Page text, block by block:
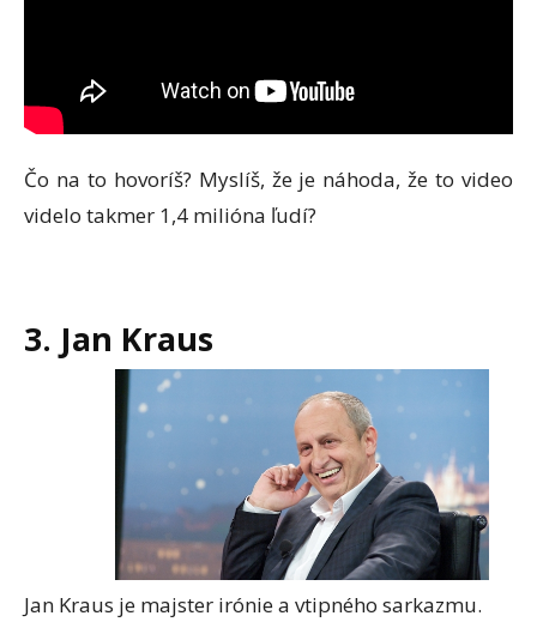
Čo na to hovoríš? Myslíš, že je náhoda, že to video
videlo takmer 1,4 milióna ľudí?
3. Jan Kraus
Jan Kraus je majster irónie a vtipného sarkazmu.